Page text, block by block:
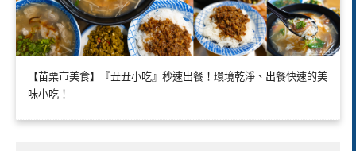
【苗栗市美食】『丑丑小吃』秒速出餐！環境乾淨、出餐快速的美
味小吃！